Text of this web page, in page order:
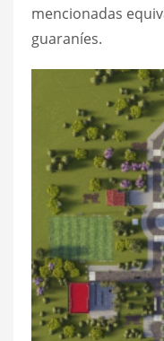
mencionadas
guaraníes.